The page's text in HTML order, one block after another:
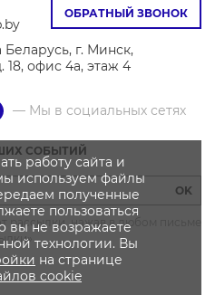
ОБРАТНЫЙ ЗВОНОК
г. Минск,
офис 4а, этаж 4
— Мы в социальных сетях
СОБЫТИЙ
OK
рассылки, нажав в любом письме
работу сайта и
используем файлы
полученные
пользоваться
вы не возражаете
технологии. Вы
на странице
cookie